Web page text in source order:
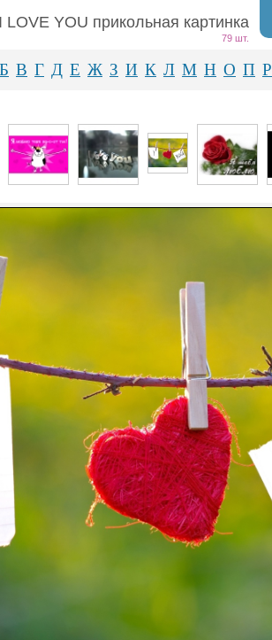
I LOVE YOU прикольная картинка
79 шт.
Б В Г Д Е Ж З И К Л М Н О П Р